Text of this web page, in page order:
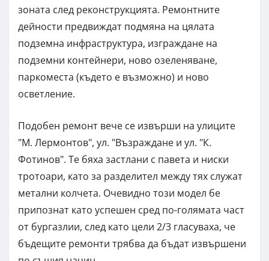
зоната след реконструкцията. Ремонтните
дейности предвиждат подмяна на цялата
подземна инфраструктура, изграждане на
подземни контейнери, ново озеленяване,
паркоместа (където е възможно) и ново
осветление.
Подобен ремонт вече се извърши на улиците
"М. Лермонтов", ул. "Възраждане и ул. "К.
Фотинов". Те бяха застлани с павета и ниски
тротоари, като за разделител между тях служат
метални колчета. Очевидно този модел бе
припознат като успешен сред по-голямата част
от бургазлии, след като цели 2/3 гласуваха, че
бъдещите ремонти трябва да бъдат извършени